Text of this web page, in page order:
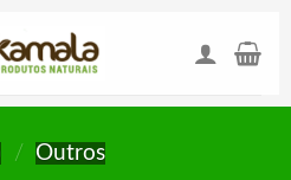
/ Outros